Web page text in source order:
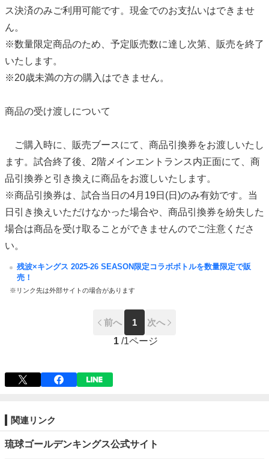
ス決済のみご利用可能です。現金でのお支払いはできませ
ん。
※数量限定商品のため、予定販売数に達し次第、販売を終了
いたします。
※20歳未満の方の購入はできません。
商品の受け渡しについて
ご購入時に、販売ブースにて、商品引換券をお渡しいたし
ます。試合終了後、2階メインエントランス内正面にて、商
品引換券と引き換えに商品をお渡しいたします。
※商品引換券は、試合当日の4月19日(日)のみ有効です。当
日引き換えいただけなかった場合や、商品引換券を紛失した
場合は商品を受け取ることができませんのでご注意くださ
い。
残波×キングス 2025-26 SEASON限定コラボボトルを数量限定で販
売！
※リンク先は外部サイトの場合があります
前へ 1
次へ
1 /1ページ
関連リンク
琉球ゴールデンキングス公式サイト